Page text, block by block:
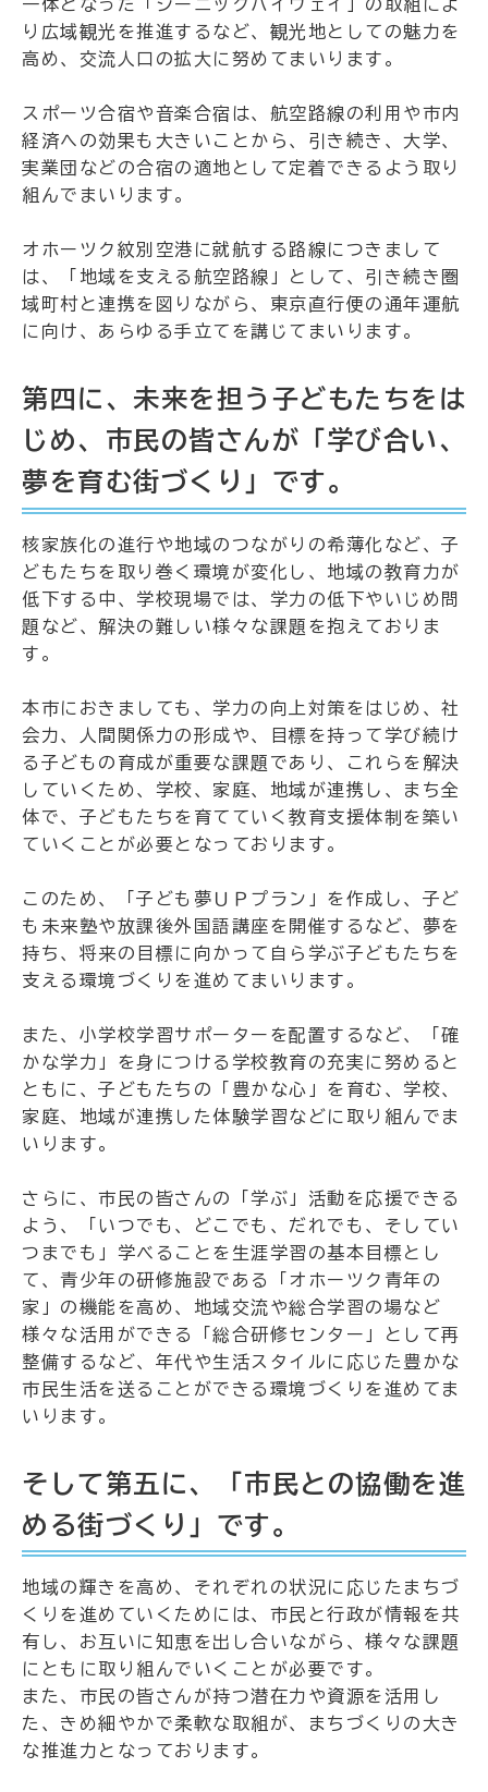
一体となった「シーニックバイウェイ」の取組によ
り広域観光を推進するなど、観光地としての魅力を
高め、交流人口の拡大に努めてまいります。
スポーツ合宿や音楽合宿は、航空路線の利用や市内
経済への効果も大きいことから、引き続き、大学、
実業団などの合宿の適地として定着できるよう取り
組んでまいります。
オホーツク紋別空港に就航する路線につきまして
は、「地域を支える航空路線」として、引き続き圏
域町村と連携を図りながら、東京直行便の通年運航
に向け、あらゆる手立てを講じてまいります。
第四に、未来を担う子どもたちをは
じめ、市民の皆さんが「学び合い、
夢を育む街づくり」です。
核家族化の進行や地域のつながりの希薄化など、子
どもたちを取り巻く環境が変化し、地域の教育力が
低下する中、学校現場では、学力の低下やいじめ問
題など、解決の難しい様々な課題を抱えておりま
す。
本市におきましても、学力の向上対策をはじめ、社
会力、人間関係力の形成や、目標を持って学び続け
る子どもの育成が重要な課題であり、これらを解決
していくため、学校、家庭、地域が連携し、まち全
体で、子どもたちを育てていく教育支援体制を築い
ていくことが必要となっております。
このため、「子ども夢ＵＰプラン」を作成し、子ど
も未来塾や放課後外国語講座を開催するなど、夢を
持ち、将来の目標に向かって自ら学ぶ子どもたちを
支える環境づくりを進めてまいります。
また、小学校学習サポーターを配置するなど、「確
かな学力」を身につける学校教育の充実に努めると
ともに、子どもたちの「豊かな心」を育む、学校、
家庭、地域が連携した体験学習などに取り組んでま
いります。
さらに、市民の皆さんの「学ぶ」活動を応援できる
よう、「いつでも、どこでも、だれでも、そしてい
つまでも」学べることを生涯学習の基本目標とし
て、青少年の研修施設である「オホーツク青年の
家」の機能を高め、地域交流や総合学習の場など
様々な活用ができる「総合研修センター」として再
整備するなど、年代や生活スタイルに応じた豊かな
市民生活を送ることができる環境づくりを進めてま
いります。
そして第五に、「市民との協働を進
める街づくり」です。
地域の輝きを高め、それぞれの状況に応じたまちづ
くりを進めていくためには、市民と行政が情報を共
有し、お互いに知恵を出し合いながら、様々な課題
にともに取り組んでいくことが必要です。
また、市民の皆さんが持つ潜在力や資源を活用し
た、きめ細やかで柔軟な取組が、まちづくりの大き
な推進力となっております。